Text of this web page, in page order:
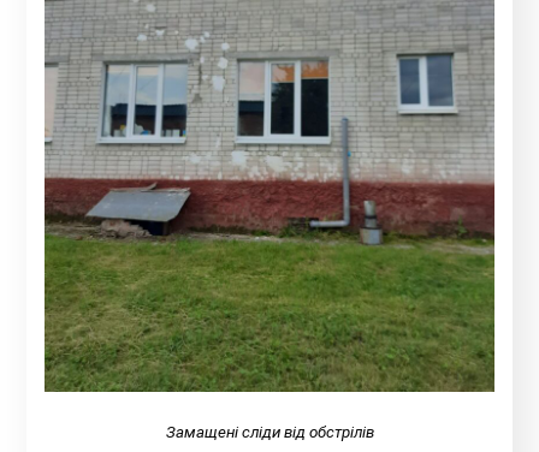
Замащені сліди від обстрілів